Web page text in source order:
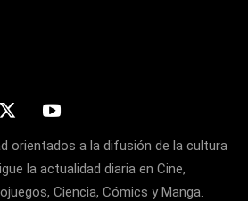
orientados a la difusión de la cultura
la actualidad diaria en Cine,
Ciencia, Cómics y Manga.